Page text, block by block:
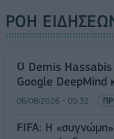
ΡΟΗ
Ο Demis Hassabis
Google DeepMind
06/08/2026 - 09:32
FIFA: Η